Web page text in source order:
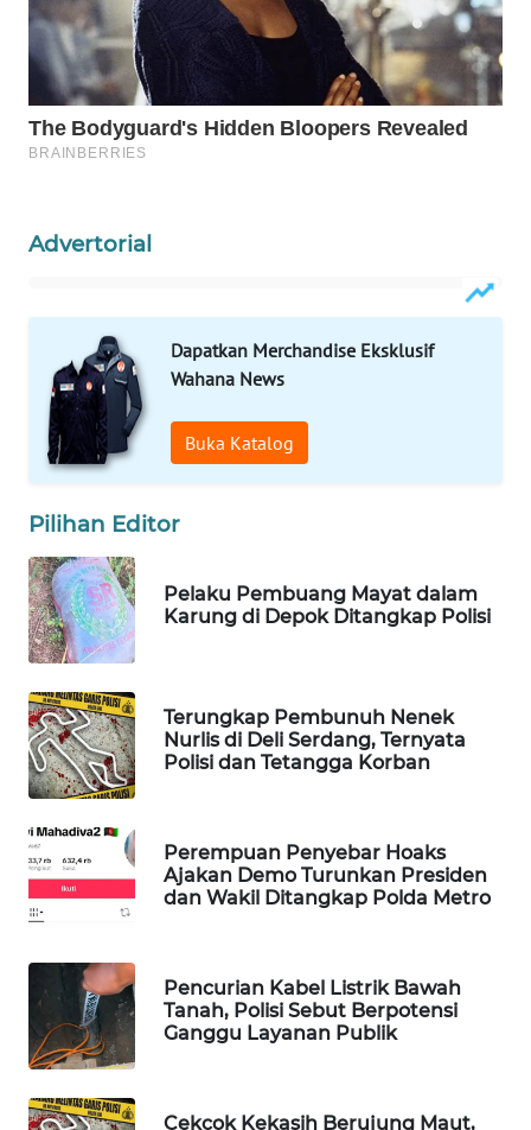
Advertorial
Dapatkan Merchandise Eksklusif
Wahana News
Buka Katalog
Pilihan Editor
Pelaku Pembuang Mayat dalam
Karung di Depok Ditangkap Polisi
Terungkap Pembunuh Nenek
Nurlis di Deli Serdang, Ternyata
Polisi dan Tetangga Korban
Perempuan Penyebar Hoaks
Ajakan Demo Turunkan Presiden
dan Wakil Ditangkap Polda Metro
Pencurian Kabel Listrik Bawah
Tanah, Polisi Sebut Berpotensi
Ganggu Layanan Publik
Cekcok Kekasih Berujung Maut,
WAHANA
KONSUMEN
WAHANA
LISTRIK
WAHANANEWS
ID
WAHANANEWS
CO ID
NET
WAHANA
SPORT
WAHANA
UMKM
WAHANA
SELEB
WAHANA
WAHANA
OTOMOTIF
WAHANA